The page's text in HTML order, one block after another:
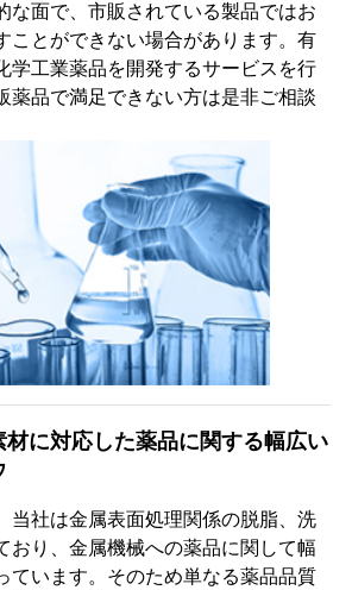
な面で、市販されている製品ではお
ことができない場合があります。有
学工業薬品を開発するサービスを行
薬品で満足できない方は是非ご相談
材に対応した薬品に関する幅広い
当社は金属表面処理関係の脱脂、洗
おり、金属機械への薬品に関して幅
ています。そのため単なる薬品品質